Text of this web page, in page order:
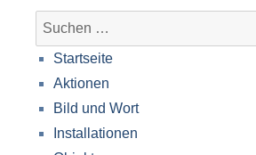
Suche
nach:
Startseite
Aktionen
Bild und Wort
Installationen